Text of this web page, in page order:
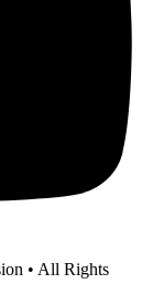
• All Rights